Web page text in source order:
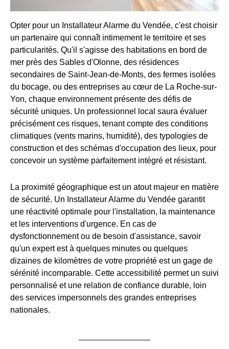
Opter pour un Installateur Alarme du Vendée, c'est choisir
un partenaire qui connaît intimement le territoire et ses
particularités. Qu'il s'agisse des habitations en bord de
mer près des Sables d'Olonne, des résidences
secondaires de Saint-Jean-de-Monts, des fermes isolées
du bocage, ou des entreprises au cœur de La Roche-sur-
Yon, chaque environnement présente des défis de
sécurité uniques. Un professionnel local saura évaluer
précisément ces risques, tenant compte des conditions
climatiques (vents marins, humidité), des typologies de
construction et des schémas d'occupation des lieux, pour
concevoir un système parfaitement intégré et résistant.
La proximité géographique est un atout majeur en matière
de sécurité. Un Installateur Alarme du Vendée garantit
une réactivité optimale pour l'installation, la maintenance
et les interventions d'urgence. En cas de
dysfonctionnement ou de besoin d'assistance, savoir
qu'un expert est à quelques minutes ou quelques
dizaines de kilomètres de votre propriété est un gage de
sérénité incomparable. Cette accessibilité permet un suivi
personnalisé et une relation de confiance durable, loin
des services impersonnels des grandes entreprises
nationales.